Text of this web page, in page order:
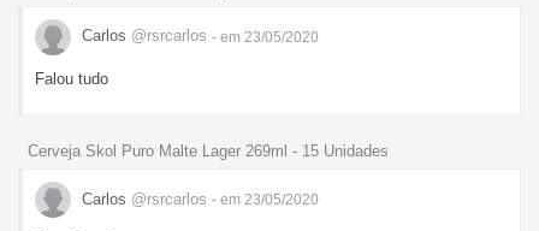
Carlos @rsrcarlos - em 23/05/2020
Falou tudo
Cerveja Skol Puro Malte Lager 269ml - 15 Unidades
Carlos @rsrcarlos - em 23/05/2020